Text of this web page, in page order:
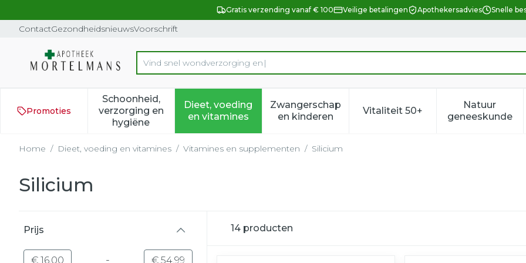
Gratis verzending vanaf € 100 Veilige betalingen Apothekersadvies Snelle
ContactGezondheidsnieuwsVoorschrift
Product, merk, categorie...
Vind
Promoties
Schoonheid,
verzorging en
hygiëne
Toon submenu voor Schoonheid, verzorging en hygiëne categorie
Dieet, voeding
en vitaminesToon submenu voor Dieet, voeding en vitamines categorie
Zwangerschap
en kinderenToon submenu voor Zwangerschap en
Vitaliteit 50+Toon submenu voor
Natuur
geneeskunde
Toon
Home / Dieet, voeding en vitamines / Vitamines en supplementen / Silicium
Silicium
Prijs
Minimumwaarde
€ 16,00 - Maximale waarde
€ 54,99
14 producten